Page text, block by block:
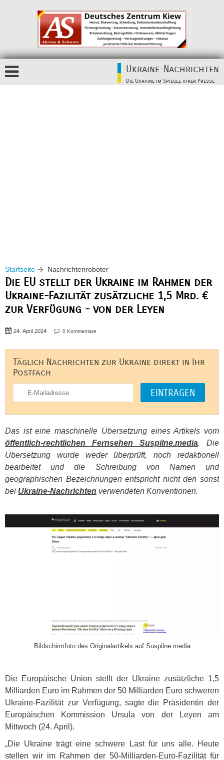
Ukraine-Nachrichten
Die Ukraine im Spiegel ihrer Presse
Startseite Nachrichtenroboter
Die EU stellt der Ukraine im Rahmen der
Ukraine-Fazilität zusätzliche 1,5 Mrd. €
zur Verfügung - von der Leyen
24. April 2024 0 Kommentare
Täglich Nachrichten zur Ukraine direkt in Ihr
Postfach
Das ist eine maschinelle Übersetzung eines Artikels vom
öffentlich-rechtlichen Fernsehen Suspilne.media. Die
Übersetzung wurde weder überprüft, noch redaktionell
bearbeitet und die Schreibung von Namen und
geographischen Bezeichnungen entspricht nicht den sonst
bei Ukraine-Nachrichten verwendeten Konventionen.
Bildschirmfoto des Originalartikels auf Suspilne.media
Die Europäische Union stellt der Ukraine zusätzliche 1,5
Milliarden Euro im Rahmen der 50 Milliarden Euro schweren
Ukraine-Fazilität zur Verfügung, sagte die Präsidentin der
Europäischen Kommission Ursula von der Leyen am
Mittwoch (24. April).
„Die Ukraine trägt eine schwere Last für uns alle. Heute
stellen wir im Rahmen der 50-Milliarden-Euro-Fazilität für